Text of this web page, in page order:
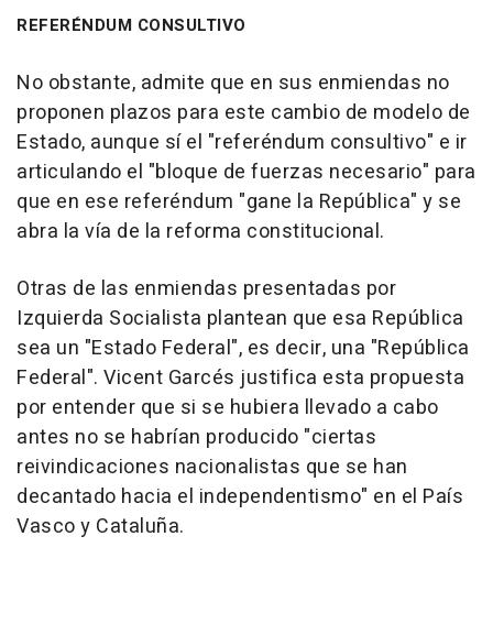
REFERÉNDUM CONSULTIVO
No obstante, admite que en sus enmiendas no
proponen plazos para este cambio de modelo de
Estado, aunque sí el "referéndum consultivo" e ir
articulando el "bloque de fuerzas necesario" para
que en ese referéndum "gane la República" y se
abra la vía de la reforma constitucional.
Otras de las enmiendas presentadas por
Izquierda Socialista plantean que esa República
sea un "Estado Federal", es decir, una "República
Federal". Vicent Garcés justifica esta propuesta
por entender que si se hubiera llevado a cabo
antes no se habrían producido "ciertas
reivindicaciones nacionalistas que se han
decantado hacia el independentismo" en el País
Vasco y Cataluña.